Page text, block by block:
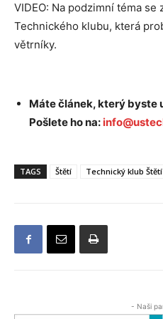
VIDEO: Na podzimní téma
Technického klubu, která
větrníky.
Máte článek, který byste
Pošlete ho na:
TAGS Štětí Technický klub Štětí
- Naši